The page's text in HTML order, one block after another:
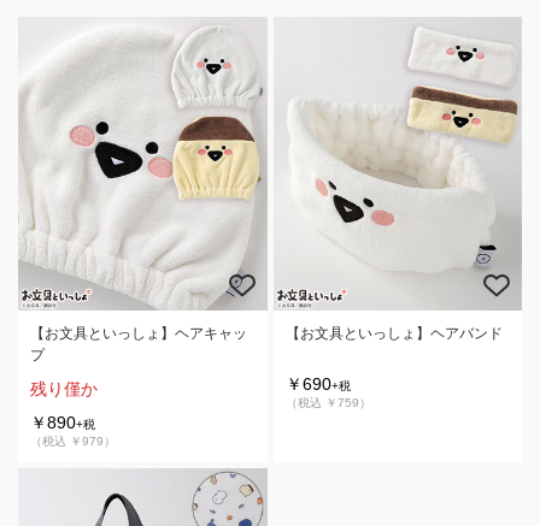
【お文具といっしょ】ヘアキャッ
プ
残り僅か
￥890+税
（税込 ￥979）
【お文具といっしょ】ヘアバンド
￥690+税
（税込 ￥759）